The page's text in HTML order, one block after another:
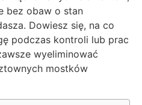
bez obaw o stan
Dowiesz się, na co
podczas kontroli lub prac
wyeliminować
mostków